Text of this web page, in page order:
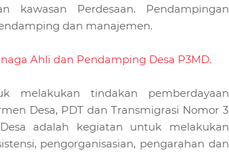
kawasan Perdesaan. Pendampingan
dan manajemen.
Ahli dan Pendamping Desa P3MD.
melakukan tindakan pemberdayaan
Desa, PDT dan Transmigrasi Nomor 3
adalah kegiatan untuk melakukan
pengorganisasian, pengarahan dan